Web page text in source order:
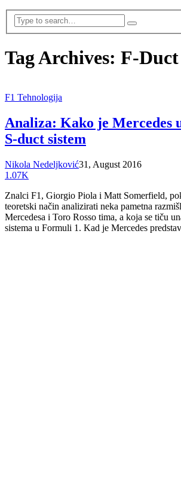
Tag Archives: F-Duct
F1 Tehnologija
Analiza: Kako je Mercedes
S-duct sistem
Nikola Nedeljković31, August 2016
1.07K
Znalci F1, Giorgio Piola i Matt Somerfield,
teoretski način analizirati neka pametna
Mercedesa i Toro Rosso tima, a koja se tiču
sistema u Formuli 1. Kad je Mercedes